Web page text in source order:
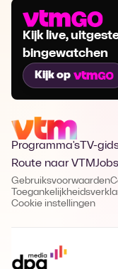
Kijk live,
bingewatchen
Kijk op
Programma's TV-
Route naar VTMJobs
Gebruiksvoorwaarden
Cookie instellingen